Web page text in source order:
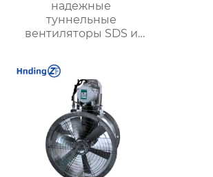
надежные
туннельные
вентиляторы SDS и
транспортных и
подземных туннелей